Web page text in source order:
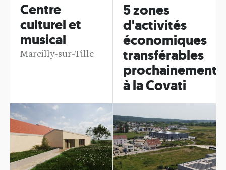
Centre
culturel et
musical
Marcilly-sur-Tille
5 zones
d'activités
économiques
transférables
prochainement
à la Covati